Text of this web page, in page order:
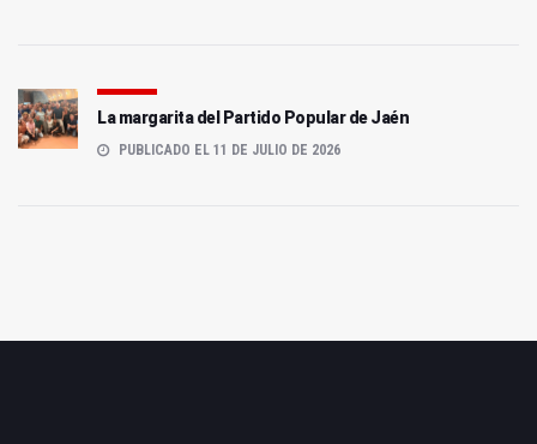
La margarita del Partido Popular de Jaén
PUBLICADO EL 11 DE JULIO DE 2026